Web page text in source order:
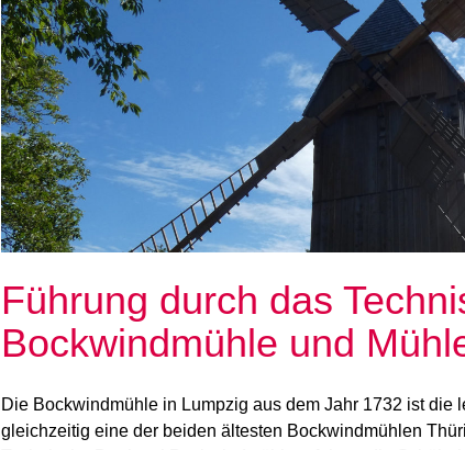
Führung durch das
Bockwindmühle und
Die Bockwindmühle in Lumpzig aus dem Jahr 1732 ist die
gleichzeitig eine der beiden ältesten Bockwindmühlen